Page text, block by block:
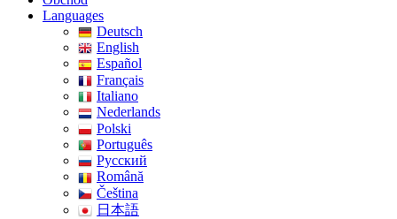
Languages
Deutsch
English
Español
Français
Italiano
Nederlands
Polski
Português
Pусский
Română
Čeština
日本語